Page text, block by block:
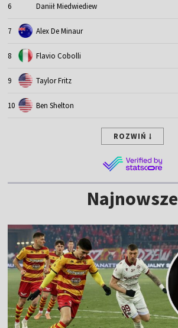
6 Daniił Miedwiediew
7 Alex De Minaur
8 Flavio Cobolli
9 Taylor Fritz
10 Ben Shelton
ROZWIŃ
Najnowsze